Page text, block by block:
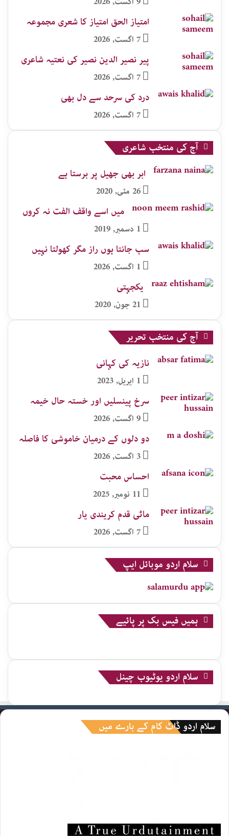
امتیاز الحق امتیاز کا شعری مجموعہ
7 اگست, 2026
پیر نصیر الدین نصیر کی نعتیہ شاعری
7 اگست, 2026
درد کی سرحد سے دل بھی
7 اگست, 2026
آج کی منتخب شاعری
ابر بھی جھیل پر برستا ہے
26 مئی, 2020
میں اسے واقف الفت نہ کروں
1 دسمبر, 2019
سب جانتا ہوں راز مگر کھولتا نہیں
1 اگست, 2026
یکجہتی
21 جون, 2020
آج کی منتخب تحریر
نازیہ کی کہانی
1 اپریل, 2023
سرخ پینسلیں اور خستہ حال خیمہ
9 اگست, 2026
دو دلوں کے درمیان خاموشی کا فاصلہ
3 اگست, 2026
احساس محبت
11 نومبر, 2025
ماٹی قدم کریندی یار
7 اگست, 2026
سلام اردو موبائل ایپ
ہمیں فیس بک پر پائیے
سلام اردو یوٹیوب چینل
سلام اردو ڈاٹ کام کے بارے میں